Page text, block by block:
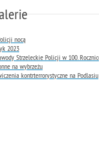
nocą
2023
na wybrzeżu
kontrterrorystyczne na Podlasiu